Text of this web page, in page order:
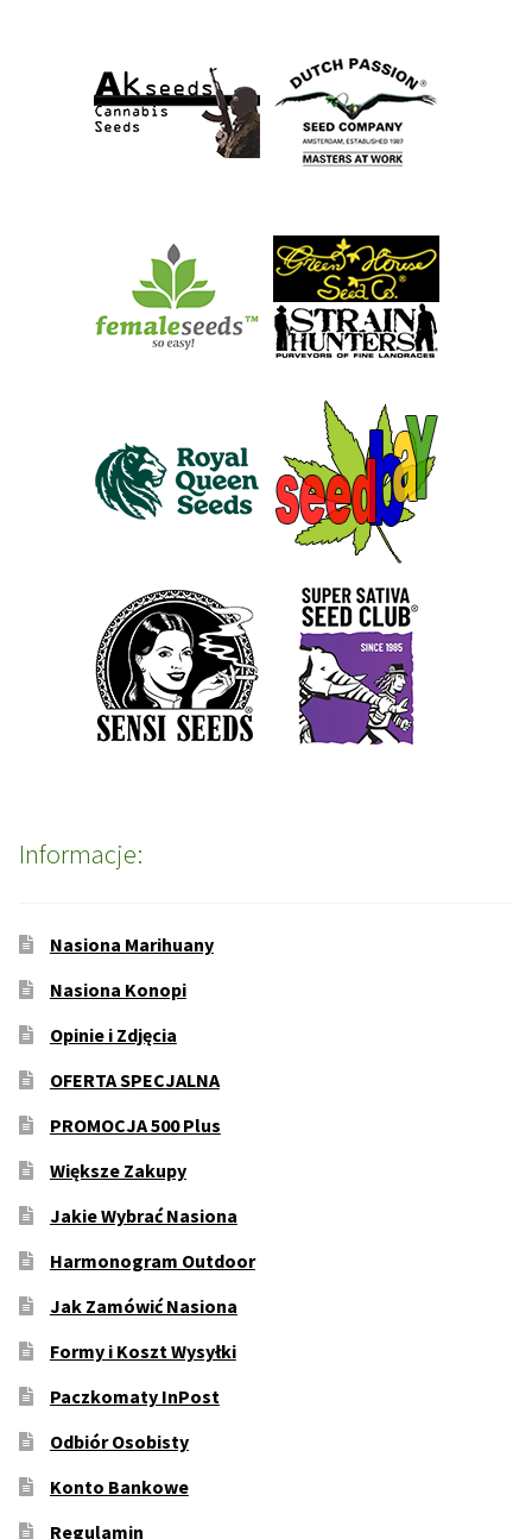
Informacje:
Nasiona Marihuany
Nasiona Konopi
Opinie i Zdjęcia
OFERTA SPECJALNA
PROMOCJA 500 Plus
Większe Zakupy
Jakie Wybrać Nasiona
Harmonogram Outdoor
Jak Zamówić Nasiona
Formy i Koszt Wysyłki
Paczkomaty InPost
Odbiór Osobisty
Konto Bankowe
Regulamin